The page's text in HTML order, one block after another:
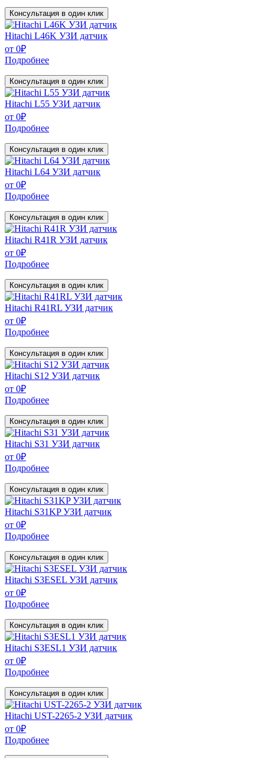
Консультация в один клик
Hitachi L46K УЗИ датчик
от 0₽
Подробнее
Консультация в один клик
Hitachi L55 УЗИ датчик
от 0₽
Подробнее
Консультация в один клик
Hitachi L64 УЗИ датчик
от 0₽
Подробнее
Консультация в один клик
Hitachi R41R УЗИ датчик
от 0₽
Подробнее
Консультация в один клик
Hitachi R41RL УЗИ датчик
от 0₽
Подробнее
Консультация в один клик
Hitachi S12 УЗИ датчик
от 0₽
Подробнее
Консультация в один клик
Hitachi S31 УЗИ датчик
от 0₽
Подробнее
Консультация в один клик
Hitachi S31KP УЗИ датчик
от 0₽
Подробнее
Консультация в один клик
Hitachi S3ESEL УЗИ датчик
от 0₽
Подробнее
Консультация в один клик
Hitachi S3ESL1 УЗИ датчик
от 0₽
Подробнее
Консультация в один клик
Hitachi UST-2265-2 УЗИ датчик
от 0₽
Подробнее